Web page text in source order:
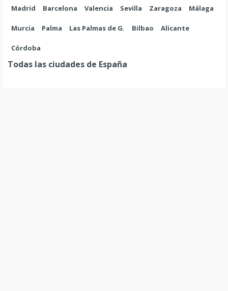
Empresa de videojuegos para todas las plataformas.
Ver perfil
Madrid Barcelona Valencia Sevilla Zaragoza Málaga
Murcia Palma Las Palmas de G. Bilbao Alicante
Córdoba
Todas las ciudades de España